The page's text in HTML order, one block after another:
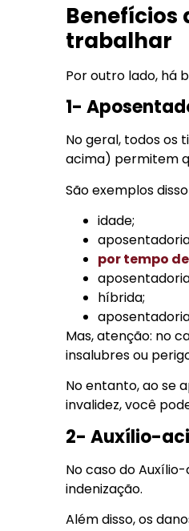
Benefícios
trabalhar
Por outro lado, há
1-
No geral, todos os
acima) permitem
São exemplos
idade;
por tempo
híbrida;
Mas, atenção: no
insalubres ou
No entanto, ao se
invalidez, você
2- Auxílio-
No caso do
indenização.
Além disso, os